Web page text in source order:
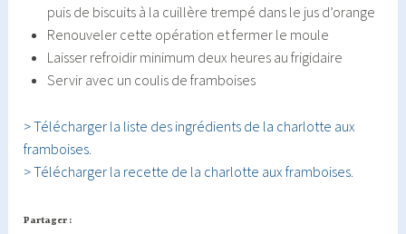
puis de biscuits à la cuillère trempé dans le jus d’orange
Renouveler cette opération et fermer le moule
Laisser refroidir minimum deux heures au frigidaire
Servir avec un coulis de framboises
> Télécharger la liste des ingrédients de la charlotte aux
framboises.
> Télécharger la recette de la charlotte aux framboises.
Partager :